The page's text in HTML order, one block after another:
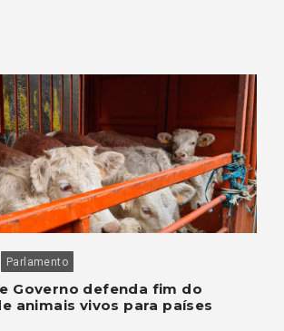
Parlamento
Governo defenda fim do
animais vivos para países